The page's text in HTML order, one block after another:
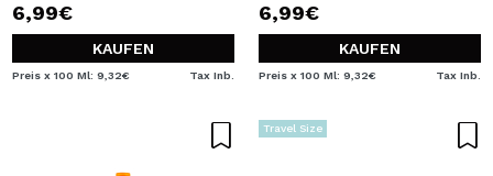
6,99€
KAUFEN
Preis x 100 Ml: 9,32€ Tax Inb.
6,99€
KAUFEN
Preis x 100 Ml: 9,32€ Tax Inb.
Travel Size